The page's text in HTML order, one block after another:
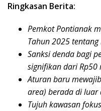
Ringkasan Berita:
Pemkot Pontianak
Tahun 2025 tentang
Sanksi denda bagi
signifikan dari Rp50
Aturan baru
area) berada di luar
Tujuh kawasan